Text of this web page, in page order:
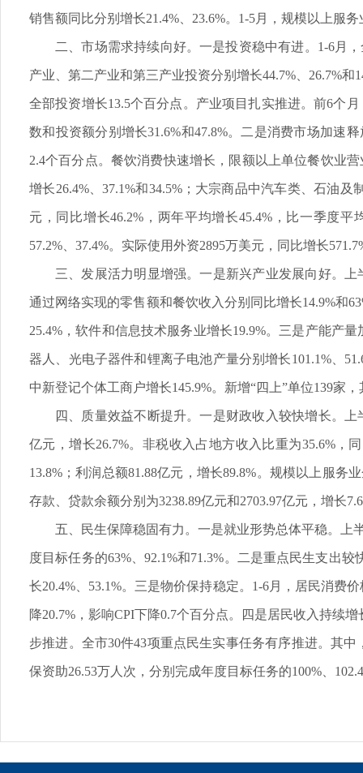
销售额同比分别增长21.4%、23.6%。1-5月，规模以上服
二、市场需求持续向好。一是投资稳中有进。1-6月
产业、第二产业和第三产业投资分别增长44.7%、26.7%
全部投资增长13.5个百分点。产业项目扎实推进。前6个
数和投资额分别增长31.6%和47.8%。二是消费市场加速
2.4个百分点。餐饮消费快速增长，限额以上单位餐饮业
增长26.4%、37.1%和34.5%；大宗商品中汽车类、石油
元，同比增长46.2%，两年平均增长45.4%，比一季度
57.2%、37.4%。实际使用外资2895万美元，同比增长
三、发展活力明显增强。一是新兴产业发展向好。
通过网络实现的零售额和餐饮收入分别同比增长14.9%和
25.4%，软件和信息技术服务业增长19.9%。三是产能产
器人、光电子器件和锂离子电池产量分别增长101.1%、
中新登记个体工商户增长145.9%。新增“四上”单位139家
四、质量效益不断提升。一是财政收入较快增长。
亿元，增长26.7%。非税收入占地方收入比重为35.6%，
13.8%；利润总额81.88亿元，增长89.8%。规模以上服
存款、贷款余额分别为3238.89亿元和2703.97亿元，增长
五、民生保障稳固有力。一是就业形势总体平稳。上
度目标任务的63%、92.1%和71.3%。二是重点民生支出
长20.4%、53.1%。三是物价保持稳定。1-6月，居民消费
降20.7%，影响CPI下降0.7个百分点。四是居民收入持续
步推进。全市30件43项重点民生实事任务有序推进。其
保资助26.53万人次，分别完成年度目标任务的100%、